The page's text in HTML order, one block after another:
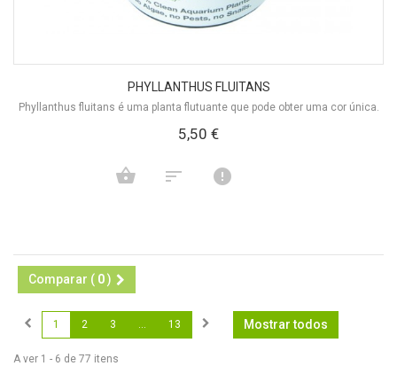
PHYLLANTHUS FLUITANS
Phyllanthus fluitans é uma planta flutuante que pode obter uma cor única.
5,50 €
Comparar ( 0)
Mostrar todos
1 2 3 13
A ver 1 - 6 de 77 itens